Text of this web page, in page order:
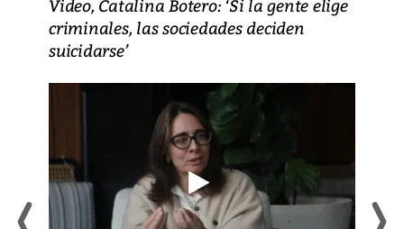
Video, Catalina Botero: ‘Si la gente elige
criminales, las sociedades deciden
suicidarse’